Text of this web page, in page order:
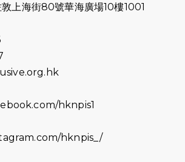
（19:00開始）
猛龍長跑隊恆常練習 - 6月18日
猛龍長跑隊恆常練習 - 6月11日（19:00
上海街80號華海廣場10樓1001
hknpis1
hknpis_/